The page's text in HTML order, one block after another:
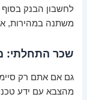
לחשבון הבנק בסוף
משתנה במהירות,
שכר התחלתי:
גם אם אתם רק
מהצבא עם ידע